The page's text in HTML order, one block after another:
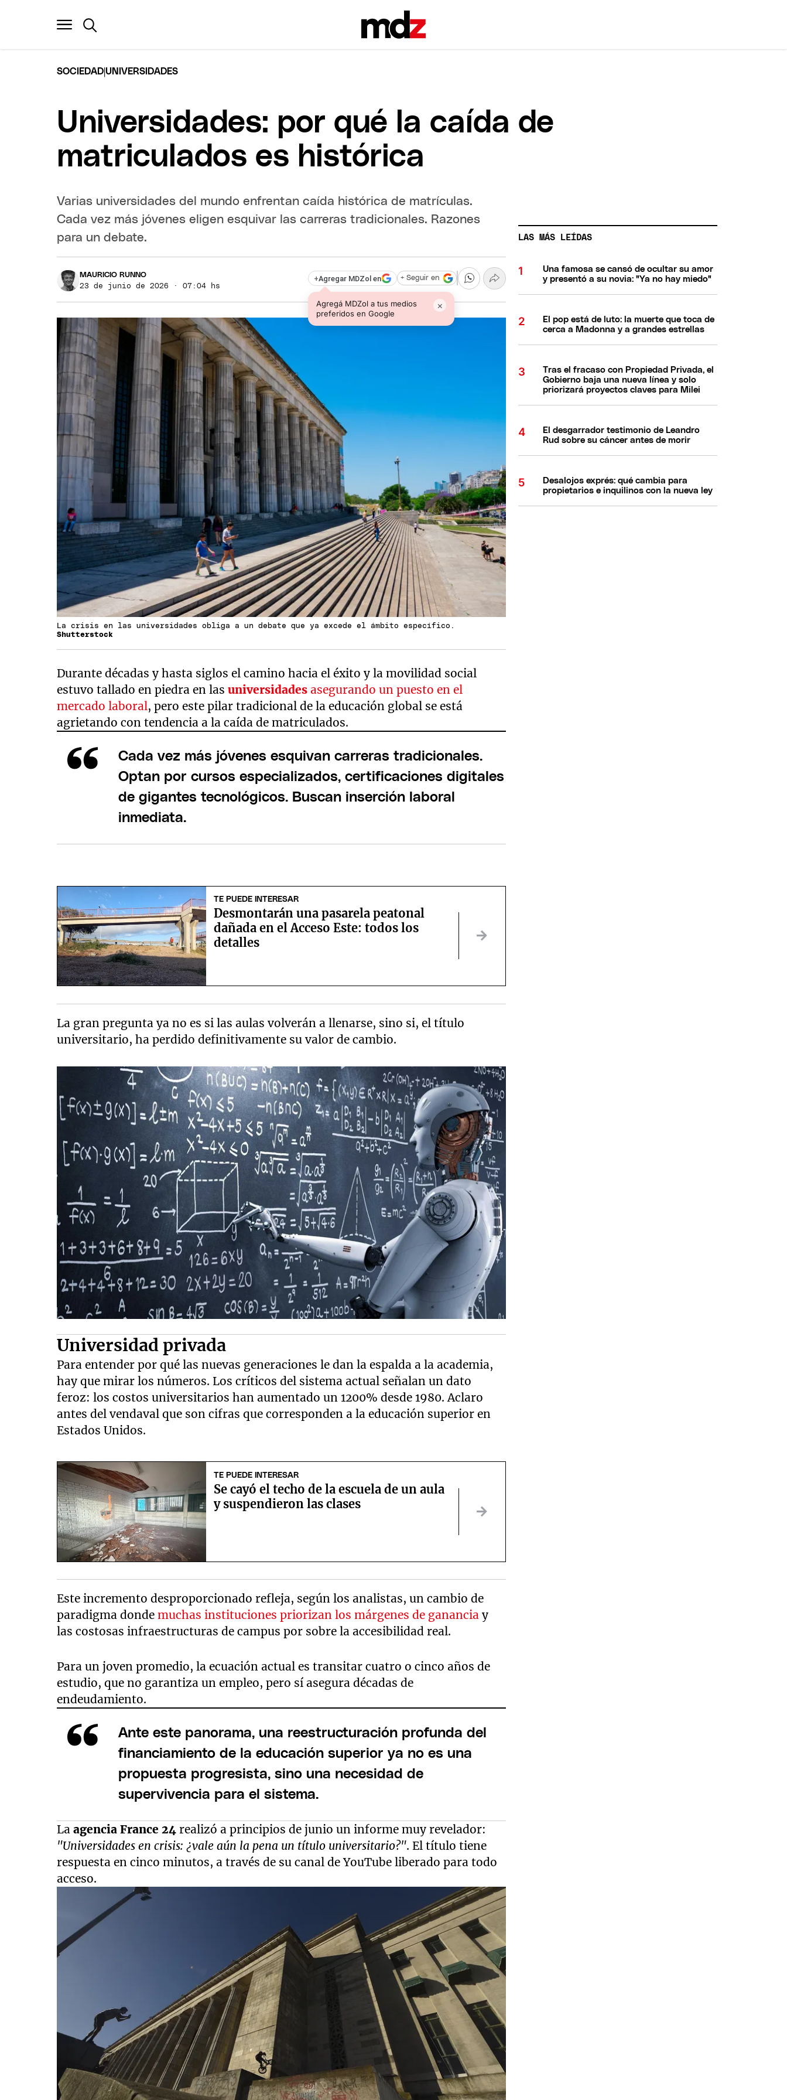
SOCIEDAD|UNIVERSIDADES
Universidades: por qué la caída de
matriculados es histórica
Varias universidades del mundo enfrentan caída histórica de matrículas.
Cada vez más jóvenes eligen esquivar las carreras tradicionales. Razones
para un debate.
MAURICIO RUNNO
23 de junio de 2026 · 07:04 hs
+Agregar MDZol en
Agregá MDZol a tus medios
preferidos en Google
×
+ Seguir en
La crisis en las universidades obliga a un debate que ya excede el ámbito específico.
Shutterstock
Durante décadas y hasta siglos el camino hacia el éxito y la movilidad social
estuvo tallado en piedra en lasuniversidades asegurando un puesto en el
mercado laboral, pero este pilar tradicional de la educación global se está
agrietando con tendencia a la caída de matriculados.
Cada vez más jóvenes esquivan carreras tradicionales.
Optan por cursos especializados, certificaciones digitales
de gigantes tecnológicos. Buscan inserción laboral
inmediata.
TE PUEDE INTERESAR
Desmontarán una pasarela peatonal
dañada en el Acceso Este: todos los
detalles
La gran pregunta ya no es si las aulas volverán a llenarse, sino si, el título
universitario, ha perdido definitivamente su valor de cambio.
Universidad privada
Para entender por qué las nuevas generaciones le dan la espalda a la academia,
hay que mirar los números. Los críticos del sistema actual señalan un dato
feroz: los costos universitarios han aumentado un 1200% desde 1980. Aclaro
antes del vendaval que son cifras que corresponden a la educación superior en
Estados Unidos.
TE PUEDE INTERESAR
Se cayó el techo de la escuela de un aula
y suspendieron las clases
Este incremento desproporcionado refleja, según los analistas, un cambio de
paradigma dondemuchas instituciones priorizan los márgenes de ganancia y
las costosas infraestructuras de campus por sobre la accesibilidad real.
Para un joven promedio, la ecuación actual es transitar cuatro o cinco años de
estudio, que no garantiza un empleo, pero sí asegura décadas de
endeudamiento.
Ante este panorama, una reestructuración profunda del
financiamiento de la educación superior ya no es una
propuesta progresista, sino una necesidad de
supervivencia para el sistema.
Laagencia France 24 realizó a principios de junio un informe muy revelador:
"Universidades en crisis: ¿vale aún la pena un título universitario?". El título tiene
respuesta en cinco minutos, a través de su canal de YouTube liberado para todo
acceso.
LAS MÁS LEÍDAS
Una famosa se cansó de ocultar su amor
y presentó a su novia: "Ya no hay miedo"
El pop está de luto: la muerte que toca de
cerca a Madonna y a grandes estrellas
Tras el fracaso con Propiedad Privada, el
Gobierno baja una nueva línea y solo
priorizará proyectos claves para Milei
El desgarrador testimonio de Leandro
Rud sobre su cáncer antes de morir
Desalojos exprés: qué cambia para
propietarios e inquilinos con la nueva ley